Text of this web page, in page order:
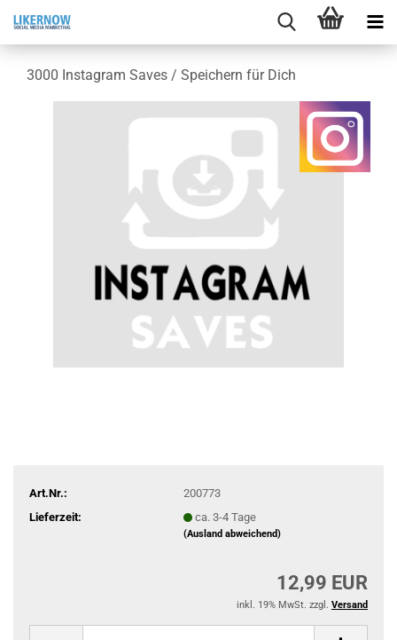
3000 In­sta­gram Saves / Spei­chern für Dich
Art.Nr.:
200773
Lieferzeit:
ca. 3-4 Tage
(Ausland abweichend)
12,99 EUR
inkl. 19% MwSt. zzgl. Versand